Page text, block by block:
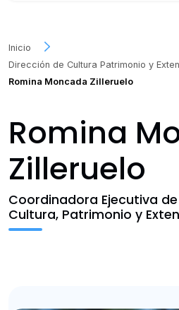
Agenda Cultural
Historial
Contacto
Inicio
Dirección de Cultura Patrimonio y
Romina Moncada Zilleruelo
Romina
Zilleruelo
Coordinadora Ejecutiva
Cultura, Patrimonio y